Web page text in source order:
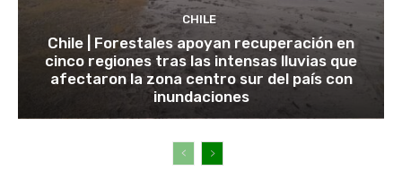
CHILE
Chile | Forestales apoyan recuperación en
cinco regiones tras las intensas lluvias que
afectaron la zona centro sur del país con
inundaciones